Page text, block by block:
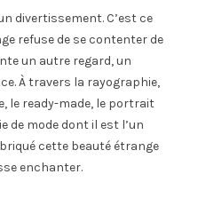
divertissement. C’est ce
refuse de se contenter de
un autre regard, un
À travers la rayographie,
le ready-made, le portrait
de mode dont il est l’un
cette beauté étrange
enchanter.